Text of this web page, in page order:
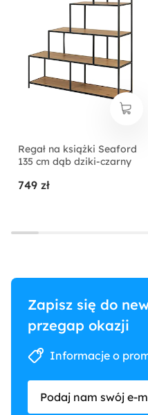
Regał na książki Seaford
135 cm dąb dziki-czarny
749 zł
Zapisz się do
przegap okazji
Informacje o
Podaj nam swój e-